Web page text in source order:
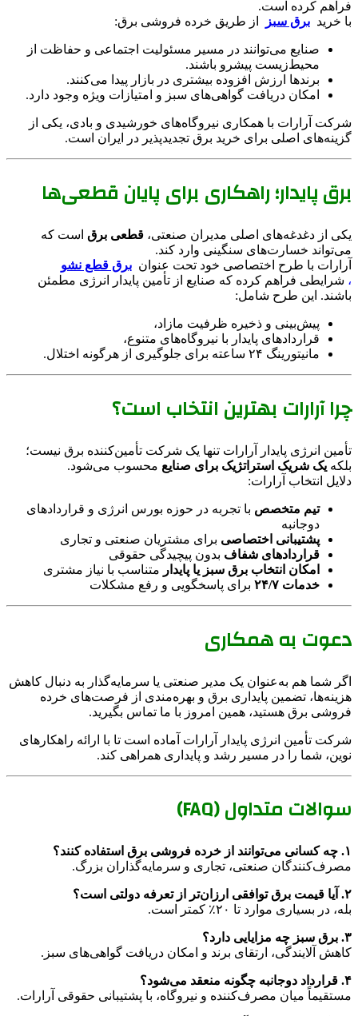
فراهم کرده است.
با خرید برق سبز از طریق خرده فروشی برق:
صنایع می‌توانند در مسیر مسئولیت اجتماعی و حفاظت از
محیط‌زیست پیشرو باشند.
برندها ارزش افزوده بیشتری در بازار پیدا می‌کنند.
امکان دریافت گواهی‌های سبز و امتیازات ویژه وجود دارد.
شرکت آرارات با همکاری نیروگاه‌های خورشیدی و بادی، یکی از
گزینه‌های اصلی برای خرید برق تجدیدپذیر در ایران است.
برق پایدار؛ راهکاری برای پایان قطعی‌ها
یکی از دغدغه‌های اصلی مدیران صنعتی، قطعی برق است که
می‌تواند خسارت‌های سنگینی وارد کند.
آرارات با طرح اختصاصی خود تحت عنوان برق قطع نشو
، شرایطی فراهم کرده که صنایع از تأمین پایدار انرژی مطمئن
باشند. این طرح شامل:
پیش‌بینی و ذخیره ظرفیت مازاد،
قراردادهای پایدار با نیروگاه‌های متنوع،
مانیتورینگ ۲۴ ساعته برای جلوگیری از هرگونه اختلال.
چرا آرارات بهترین انتخاب است؟
تأمین انرژی پایدار آرارات تنها یک شرکت تأمین‌کننده برق نیست؛
بلکه یک شریک استراتژیک برای صنایع محسوب می‌شود.
دلایل انتخاب آرارات:
تیم متخصص با تجربه در حوزه بورس انرژی و قراردادهای
دوجانبه
پشتیبانی اختصاصی برای مشتریان صنعتی و تجاری
قراردادهای شفاف بدون پیچیدگی حقوقی
امکان انتخاب برق سبز یا پایدار متناسب با نیاز مشتری
خدمات ۲۴/۷
برای پاسخگویی و رفع مشکلات
دعوت به همکاری
اگر شما هم به‌عنوان یک مدیر صنعتی یا سرمایه‌گذار به دنبال کاهش
هزینه‌ها، تضمین پایداری برق و بهره‌مندی از فرصت‌های خرده
فروشی برق هستید، همین امروز با ما تماس بگیرید.
شرکت تأمین انرژی پایدار آرارات آماده است تا با ارائه راهکارهای
نوین، شما را در مسیر رشد و پایداری همراهی کند.
سوالات متداول (FAQ)
۱. چه کسانی می‌توانند از خرده فروشی برق استفاده کنند؟
مصرف‌کنندگان صنعتی، تجاری و سرمایه‌گذاران بزرگ.
۲. آیا قیمت برق توافقی ارزان‌تر از تعرفه دولتی است؟
بله، در بسیاری موارد تا ۲۰٪ کمتر است.
۳. برق سبز چه مزایایی دارد؟
کاهش آلایندگی، ارتقای برند و امکان دریافت گواهی‌های سبز.
۴. قرارداد دوجانبه چگونه منعقد می‌شود؟
مستقیماً میان مصرف‌کننده و نیروگاه، با پشتیبانی حقوقی آرارات.